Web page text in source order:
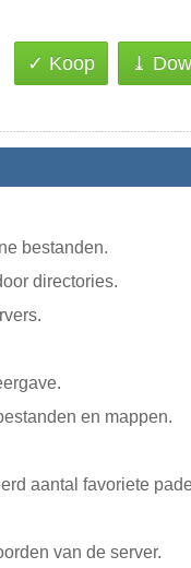
✓ Koop ⤓
bestanden.
directories.
en mappen.
aantal favoriete
van de server.